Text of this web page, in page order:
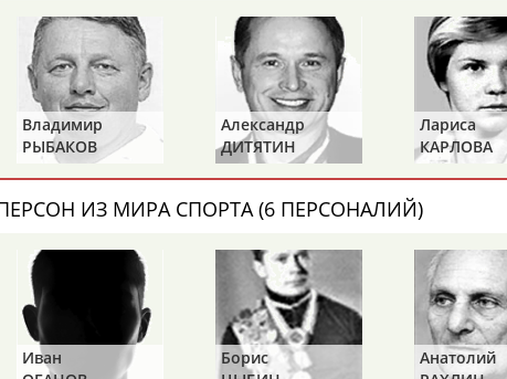
АБДРАХМАНОВ
АБДРАХМАНОВА
АБДУВАЛИЕВ
Абдула
АБДУЛЖАЛИЛОВ
Магомед
АБДУЛКАГИРОВ
Назир
АБДУЛЛАЕВ
спортсмене, тренере, специалисте или
героев! Герои спорта - это одни из главных патриотов
Александр
ДИТЯТИН
Лариса
КАРЛОВА
Петр
ТИМЧЕНКО
ИЗ МИРА СПОРТА (6 ПЕРСОНАЛИЙ)
Борис
Анатолий
Александр